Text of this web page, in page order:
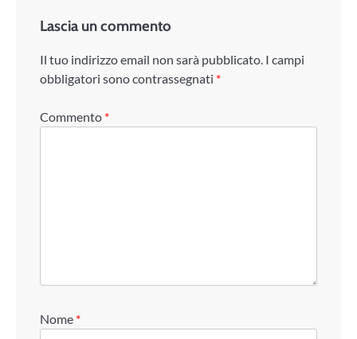
Lascia un commento
Il tuo indirizzo email non sarà pubblicato. I campi
obbligatori sono contrassegnati *
Commento *
Nome *